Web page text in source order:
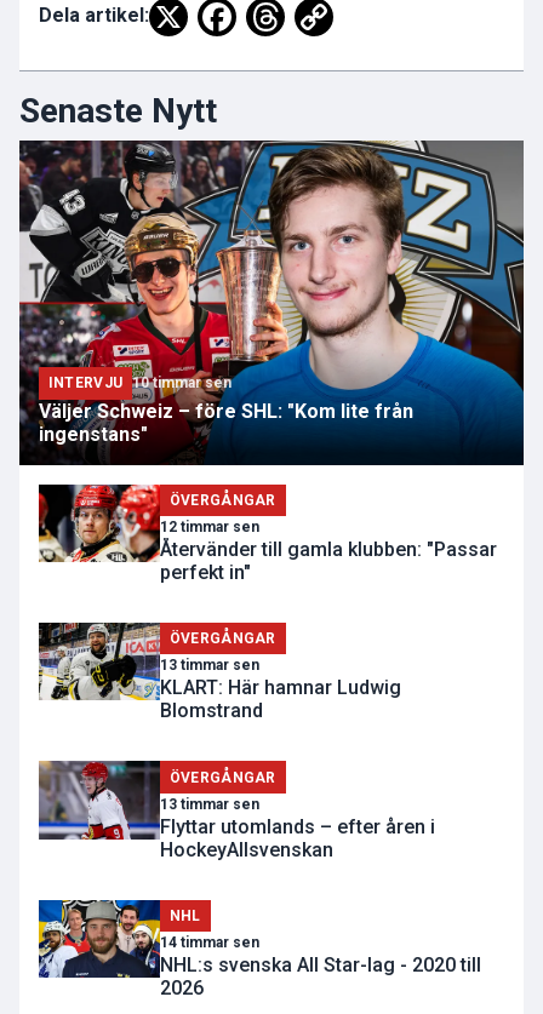
Dela artikel:
Senaste Nytt
INTERVJU 10 timmar sen
Väljer Schweiz – före SHL: "Kom lite från
ingenstans"
ÖVERGÅNGAR
12 timmar sen
Återvänder till gamla klubben: "Passar
perfekt in"
ÖVERGÅNGAR
13 timmar sen
KLART: Här hamnar Ludwig
Blomstrand
ÖVERGÅNGAR
13 timmar sen
Flyttar utomlands – efter åren i
HockeyAllsvenskan
NHL
14 timmar sen
NHL:s svenska All Star-lag - 2020 till
2026